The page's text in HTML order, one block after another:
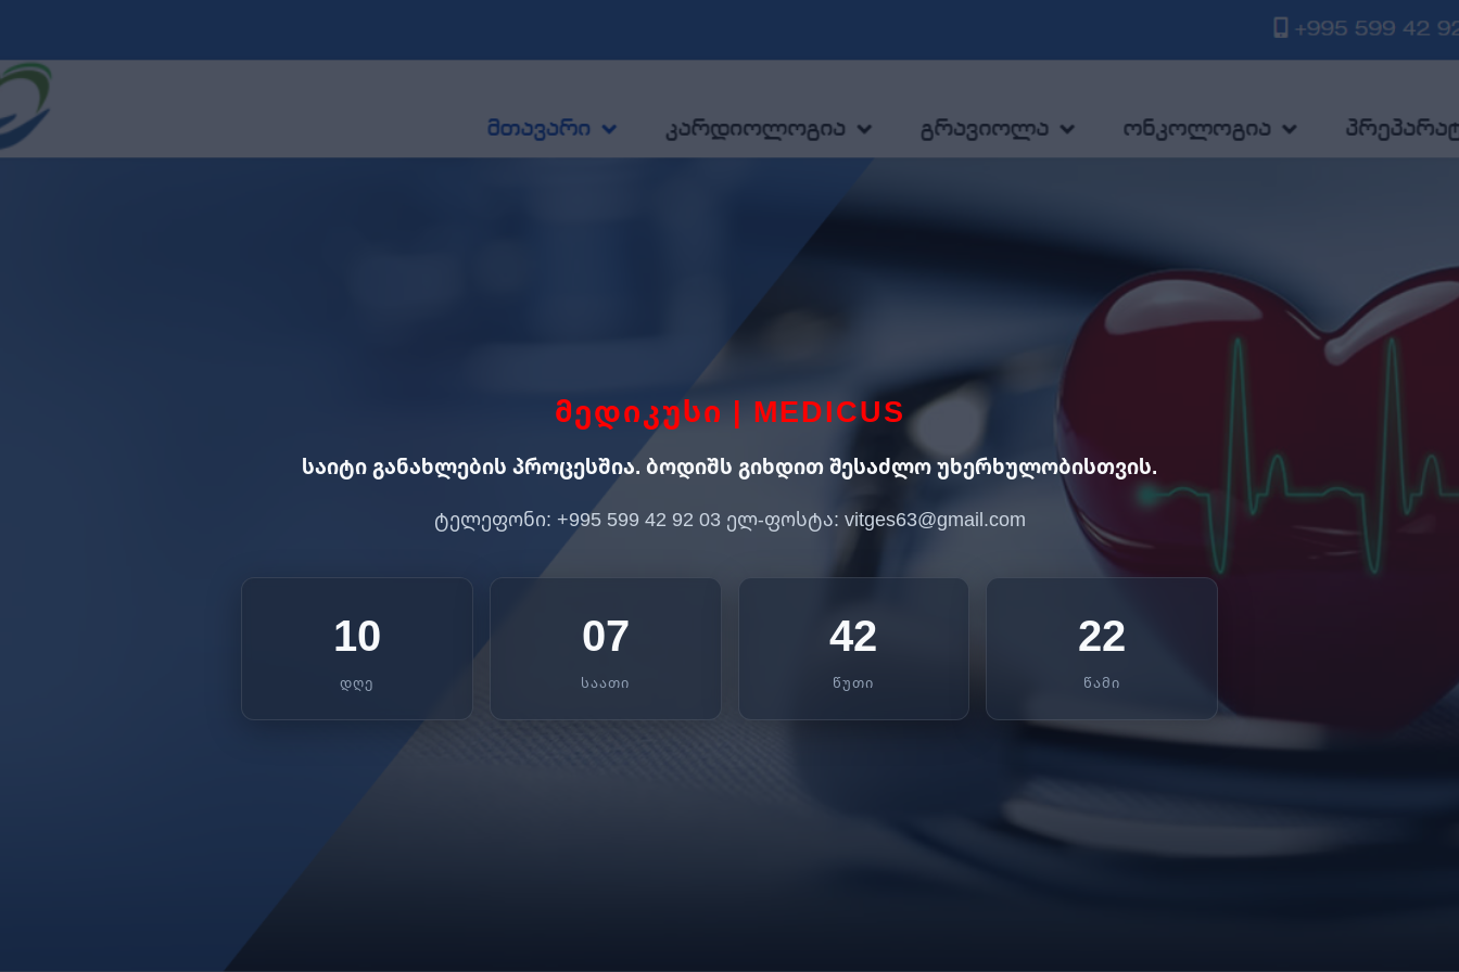
ᲛᲔᲓᲘᲙᲣᲡᲘ | MEDICUS
საიტი განახლების პროცესშია. ბოდიშს გიხდით შესაძლო უხერხულობისთვის.
ტელეფონი: +995 599 42 92 03 ელ-ფოსტა: vitges63@gmail.com
10
ᲓᲦᲔ
07
ᲡᲐᲐᲗᲘ
42
ᲬᲣᲗᲘ
22
ᲬᲐᲛᲘ